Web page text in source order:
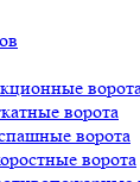
ворота
ворота
ворота